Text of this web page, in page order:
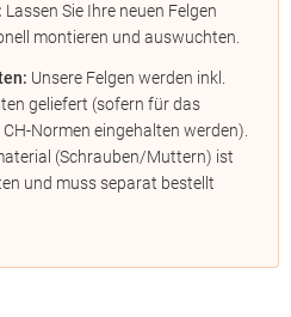
Lassen Sie Ihre neuen Felgen
montieren und auswuchten.
Unsere Felgen werden inkl.
geliefert (sofern für das
Normen eingehalten werden).
(Schrauben/Muttern) ist
und muss separat bestellt